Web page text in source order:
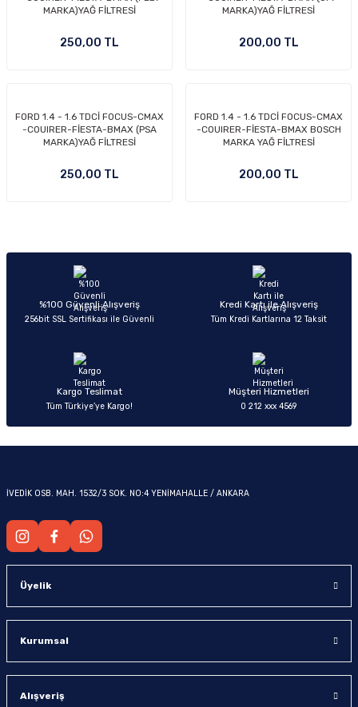
MARKA)YAĞ FİLTRESİ
250,00 TL
MARKA)YAĞ FİLTRESİ
200,00 TL
FORD 1.4 - 1.6 TDCİ FOCUS-CMAX
-COUIRER-FİESTA-BMAX (PSA
MARKA)YAĞ FİLTRESİ
250,00 TL
FORD 1.4 - 1.6 TDCİ FOCUS-CMAX
-COUIRER-FİESTA-BMAX BOSCH
MARKA YAĞ FİLTRESİ
200,00 TL
%100 Güvenli Alışveriş
256bit SSL Sertifikası ile Güvenli
Kredi Kartı ile Alışveriş
Tüm Kredi Kartlarına 12 Taksit
Kargo Teslimat
Tüm Türkiye’ye Kargo!
Müşteri Hizmetleri
0 212 xxx 4569
İVEDİK OSB. MAH. 1532/3 SOK. NO:4 YENİMAHALLE / ANKARA
Üyelik
Kurumsal
Alışveriş